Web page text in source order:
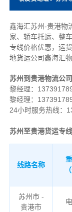
鑫海汇苏州-贵港物
家、轿车托运、整
专线价格优惠，运
地货运公司鑫海汇
苏州到贵港物流公
黎经理：
黎经理：
24小时服务热线：
苏州至贵港货运专
线路名称
苏州市 -
贵港市